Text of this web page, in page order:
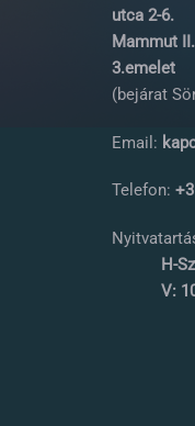
utca 2-6.
Mammut
3.emelet
(bejárat
Email:
Telefon:
H-
V: